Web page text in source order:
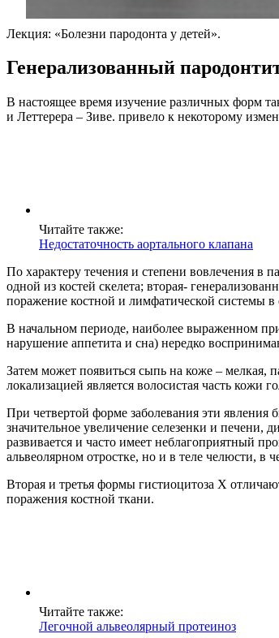
Лекция: «Болезни пародонта у детей».
Генерализованный
В настоящее время изучение различных форм
и Леттерера – Зиве. привело к некоторому
Читайте также:
Недостаточность аортального клапана
По характеру течения и степени вовлечения
одной из костей скелета; вторая-
поражение костной и лимфатической системы
В начальном периоде, наиболее выраженном
нарушение аппетита и сна) нередко
Затем может появиться сыпь на коже –
локализацией является волосистая часть кожи
При четвертой форме заболевания эти
значительное увеличение селезенки и печени,
развивается и часто имеет неблагоприятный
альвеолярном отростке, но и в теле челюсти, в
Вторая и третья формы гистиоцитоза X
поражения костной ткани.
Читайте также:
Легочной альвеолярный протеиноз